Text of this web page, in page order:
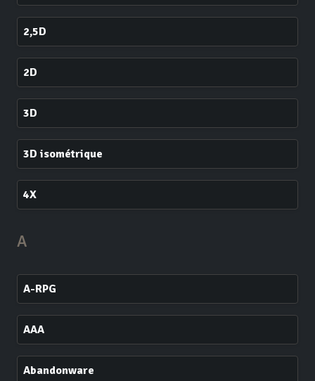
2,5D
2D
3D
3D isométrique
4X
A
A-RPG
AAA
Abandonware